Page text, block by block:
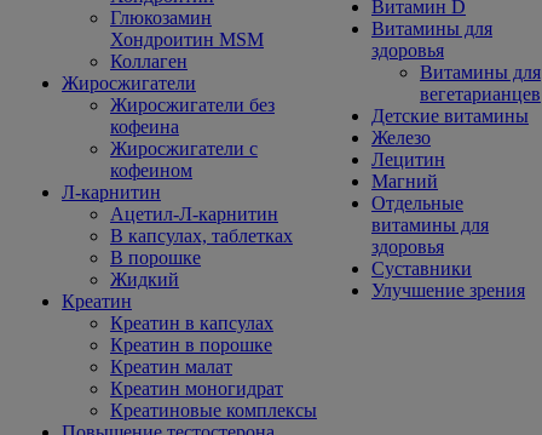
Глюкозамин
Хондроитин MSM
Коллаген
Жиросжигатели
Жиросжигатели без
кофеина
Жиросжигатели с
кофеином
Л-карнитин
Ацетил-Л-карнитин
В капсулах, таблетках
В порошке
Жидкий
Креатин
Креатин в капсулах
Креатин в порошке
Креатин малат
Креатин моногидрат
Креатиновые комплексы
Витамин D
Витамины для
здоровья
Витамины для
вегетарианцев
Детские витамины
Железо
Лецитин
Магний
Отдельные
витамины для
здоровья
Суставники
Улучшение зрения